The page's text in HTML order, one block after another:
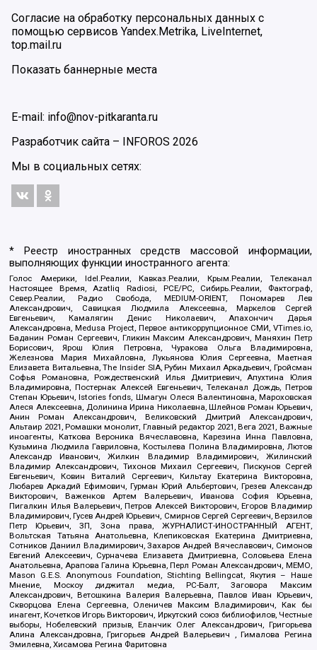
Согласие на обработку персональных данных с
помощью сервисов Yandex.Metrika, LiveInternet,
top.mail.ru
Показать баннерные места
E-mail: info@nov-pitkaranta.ru
Разработчик сайта –
INFOROS 2026
Мы в социальных сетях:
* Реестр иностранных средств массовой информации,
выполняющих функции иностранного агента:
Голос Америки, Idel.Реалии, Кавказ.Реалии, Крым.Реалии, Телеканал
Настоящее Время, Azatliq Radiosi, PCE/PC, Сибирь.Реалии, Фактограф,
Север.Реалии, Радио Свобода, MEDIUM-ORIENT, Пономарев Лев
Александрович, Савицкая Людмила Алексеевна, Маркелов Сергей
Евгеньевич, Камалягин Денис Николаевич, Апахончич Дарья
Александровна, Medusa Project, Первое антикоррупционное СМИ, VTimes.io,
Баданин Роман Сергеевич, Гликин Максим Александрович, Маняхин Петр
Борисович, Ярош Юлия Петровна, Чуракова Ольга Владимировна,
Железнова Мария Михайловна, Лукьянова Юлия Сергеевна, Маетная
Елизавета Витальевна, The Insider SIA, Рубин Михаил Аркадьевич, Гройсман
Софья Романовна, Рождественский Илья Дмитриевич, Апухтина Юлия
Владимировна, Постернак Алексей Евгеньевич, Телеканал Дождь, Петров
Степан Юрьевич, Istories fonds, Шмагун Олеся Валентиновна, Мароховская
Алеся Алексеевна, Долинина Ирина Николаевна, Шлейнов Роман Юрьевич,
Анин Роман Александрович, Великовский Дмитрий Александрович,
Альтаир 2021, Ромашки монолит, Главный редактор 2021, Вега 2021, Важные
иноагенты, Каткова Вероника Вячеславовна, Карезина Инна Павловна,
Кузьмина Людмила Гавриловна, Костылева Полина Владимировна, Лютов
Александр Иванович, Жилкин Владимир Владимирович, Жилинский
Владимир Александрович, Тихонов Михаил Сергеевич, Пискунов Сергей
Евгеньевич, Ковин Виталий Сергеевич, Кильтау Екатерина Викторовна,
Любарев Аркадий Ефимович, Гурман Юрий Альбертович, Грезев Александр
Викторович, Важенков Артем Валерьевич, Иванова София Юрьевна,
Пигалкин Илья Валерьевич, Петров Алексей Викторович, Егоров Владимир
Владимирович, Гусев Андрей Юрьевич, Смирнов Сергей Сергеевич, Верзилов
Петр Юрьевич, ЗП, Зона права, ЖУРНАЛИСТ-ИНОСТРАННЫЙ АГЕНТ,
Вольтская Татьяна Анатольевна, Клепиковская Екатерина Дмитриевна,
Сотников Даниил Владимирович, Захаров Андрей Вячеславович, Симонов
Евгений Алексеевич, Сурначева Елизавета Дмитриевна, Соловьева Елена
Анатольевна, Арапова Галина Юрьевна, Перл Роман Александрович, МЕМО,
Mason G.E.S. Anonymous Foundation, Stichting Bellingcat, Якутия – Наше
Мнение, Москоу диджитал медиа, РС-Балт, Заговора Максим
Александрович, Ветошкина Валерия Валерьевна, Павлов Иван Юрьевич,
Скворцова Елена Сергеевна, Оленичев Максим Владимирович, Как бы
инагент, Кочетков Игорь Викторович, Иркутский союз библиофилов, Честные
выборы, Нобелевский призыв, Еланчик Олег Александрович, Григорьева
Алина Александровна, Григорьев Андрей Валерьевич , Гималова Регина
Эмилевна, Хисамова Регина Фаритовна